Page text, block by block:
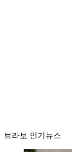
브라보 인기뉴스